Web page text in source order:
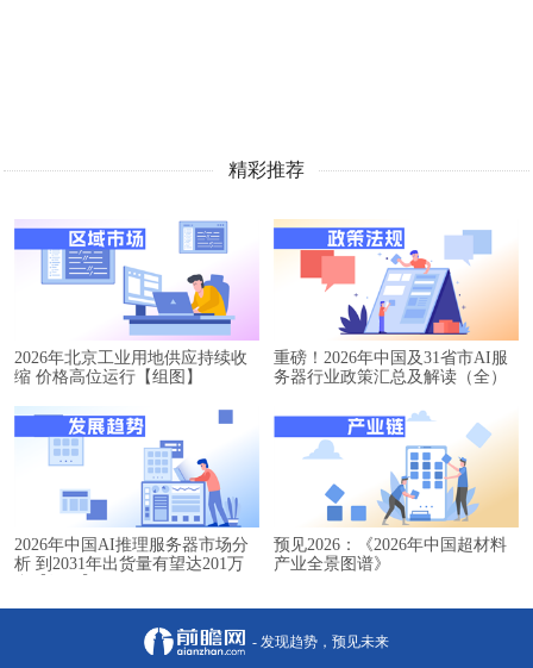
精彩推荐
2026年北京工业用地供应持续收
缩 价格高位运行【组图】
重磅！2026年中国及31省市AI服
务器行业政策汇总及解读（全）
2026年中国AI推理服务器市场分
析 到2031年出货量有望达201万
预见2026：《2026年中国超材料
产业全景图谱》
- 发现趋势，预见未来